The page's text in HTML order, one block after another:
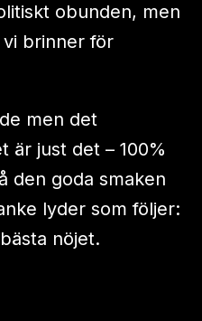
obunden, men
brinner för
men det
är just det – 100%
den goda smaken
lyder som följer:
nöjet.